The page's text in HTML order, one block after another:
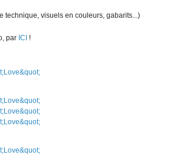
technique, visuels en couleurs, gabarits...)
par ICI !